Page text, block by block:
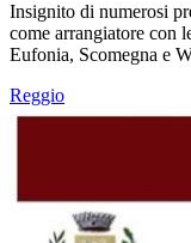
Insignito di numerosi
come arrangiatore con
Eufonia, Scomegna e
Reggio